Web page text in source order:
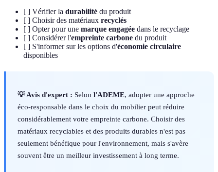
[ ] Vérifier la durabilité du produit
[ ] Choisir des matériaux recyclés
[ ] Opter pour une marque engagée dans le recyclage
[ ] Considérer l'empreinte carbone du produit
[ ] S'informer sur les options d'économie circulaire
disponibles
💡 Avis d'expert : Selon l'ADEME, adopter une approche
éco-responsable dans le choix du mobilier peut réduire
considérablement votre empreinte carbone. Choisir des
matériaux recyclables et des produits durables n'est pas
seulement bénéfique pour l'environnement, mais s'avère
souvent être un meilleur investissement à long terme.